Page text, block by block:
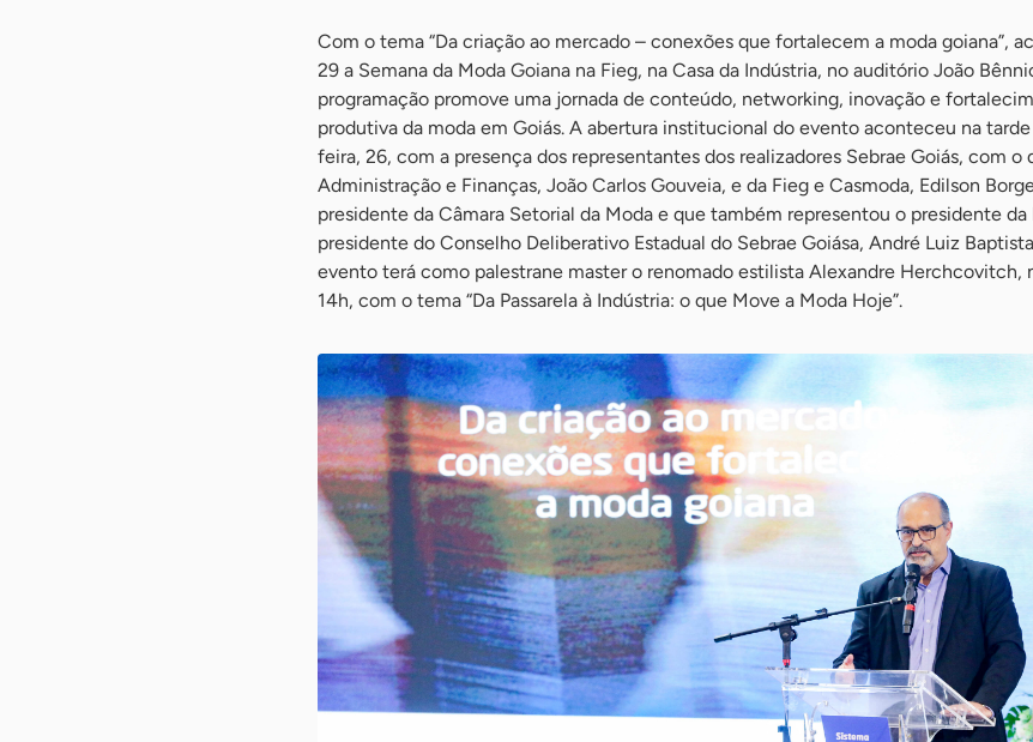
Com o tema “Da criação ao mercado – conexões que fortalecem a moda goiana”,
29 a Semana da Moda Goiana na Fieg, na Casa da Indústria, no auditório João
programação promove uma jornada de conteúdo, networking, inovação e
produtiva da moda em Goiás. A abertura institucional do evento aconteceu na
feira, 26, com a presença dos representantes dos realizadores Sebrae Goiás, com o
Administração e Finanças, João Carlos Gouveia, e da Fieg e Casmoda, Edilson
presidente da Câmara Setorial da Moda e que também representou o presidente da
presidente do Conselho Deliberativo Estadual do Sebrae Goiása, André Luiz
evento terá como palestrane master o renomado estilista Alexandre Herchcovitch,
14h, com o tema “Da Passarela à Indústria: o que Move a Moda Hoje”.